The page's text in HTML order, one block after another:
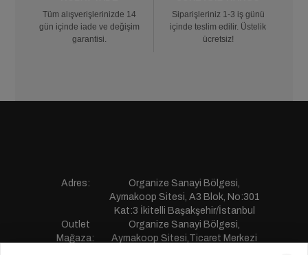
Tüm alışverişlerinizde 14
gün içinde iade ve değişim
garantisi.
Siparişleriniz 1-3 iş günü
içinde teslim edilir. Üstelik
ücretsiz!
Adres:
Organize Sanayi Bölgesi,
Aymakoop Sitesi, A3 Blok, No:301
Kat:3 İkitelli Başakşehir/İstanbul
Outlet
Mağaza:
Organize Sanayi Bölgesi,
Aymakoop Sitesi,Ticaret Merkezi